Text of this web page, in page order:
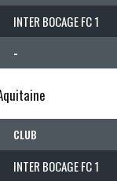
INTER BOCAGE FC 1
-
CLUB
INTER BOCAGE FC 1